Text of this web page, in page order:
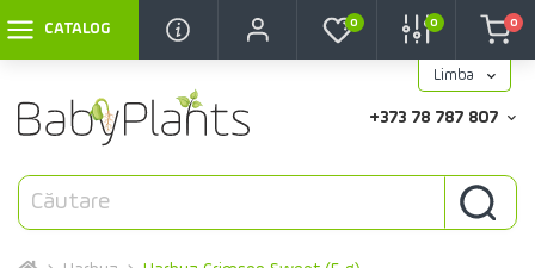
CATALOG
Limba
0 0 0
+373 78 787 807